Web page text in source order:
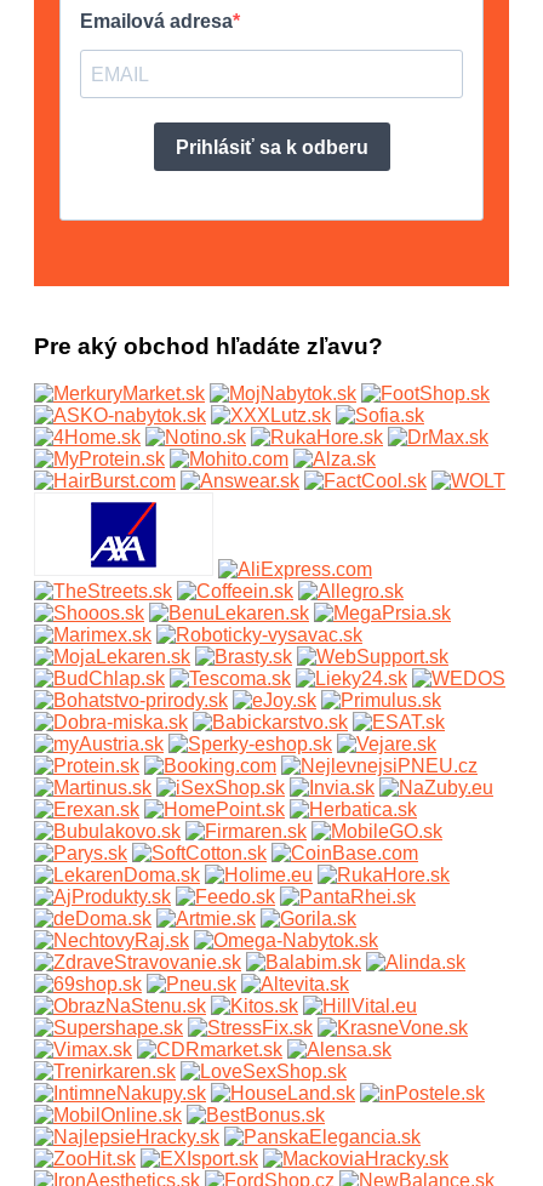
Pre aký obchod hľadáte zľavu?